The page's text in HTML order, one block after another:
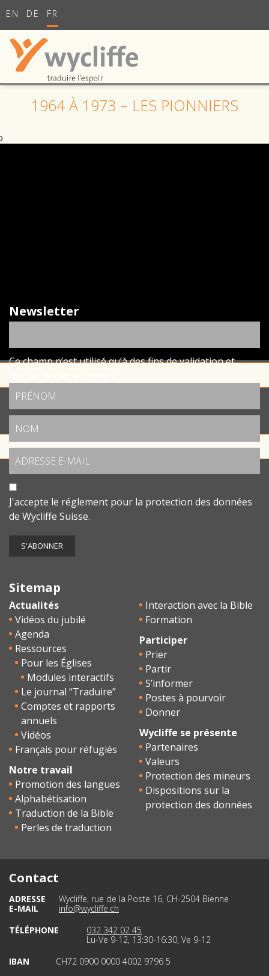
EN DE FR
1964 À 1973 – LES PIONNIERS
Newsletter
Ce champ n’est utilisé qu’à des fins de validation et
J'accepte le réglement pour la protection des données
de Wycliffe Suisse.
Sitemap
Actualités
Vidéos du jubilé
Agenda
Ressources
Pour les Églises
Modules interactifs
Le journal “Traduire”
Comptes et rapports
annuels
Vidéos
Français pour réfugiés
Notre travail
Promotion des langues
Alphabétisation
Traduction de la Bible
Perles de traduction
Interaction avec la Bible
Formation
Participer
Prier
Partir
S’informer
Postes à pourvoir
Donner
Wycliffe se présente
Partenaires
Valeurs
Protection des mineurs
Dispositions sur la
protection des données
Contact
ADRESSE
Wycliffe, rue de la Poste 16, CH-2504 Bienne
E-MAIL
info@wycliffe.ch
TÉLÉPHONE
032 342 02 45
Lu-Ve 9-12, 13:30-16:30, Ve 9-12
IBAN
CH72 0900 0000 4002 9796 5